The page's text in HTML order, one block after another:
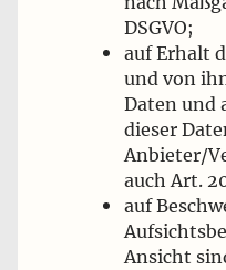
DSGVO;
auf Erhalt
und von
Daten und
dieser
Anbieter/
auch Art.
auf
Ansicht